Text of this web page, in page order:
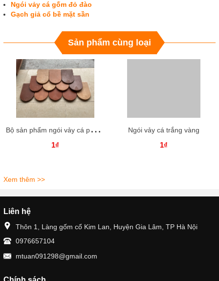
Ngói vảy cá gốm đỏ đào
Gạch giả cổ bề mặt sần
Sản phẩm cùng loại
B
ộ sản phẩm ngói vảy cá phối màu cổ điển
1₫
Ngói vảy cá trắng vàng
1₫
Xem thêm >>
Liên hệ
Thôn 1, Làng gốm cổ Kim Lan, Huyện Gia Lâm, TP Hà Nội
0976657104
mtuan091298@gmail.com